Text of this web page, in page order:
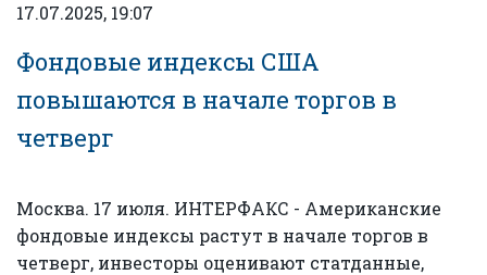
17.07.2025, 19:07
Фондовые индексы США
повышаются в начале торгов в
четверг
Москва. 17 июля. ИНТЕРФАКС - Американские
фондовые индексы растут в начале торгов в
четверг, инвесторы оценивают статданные,